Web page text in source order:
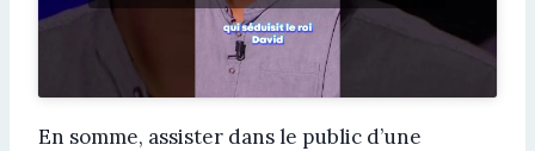
En somme, assister dans le public d’une